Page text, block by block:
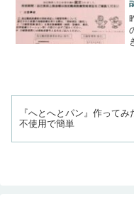
『へとへとパン』作って
不使用で簡単